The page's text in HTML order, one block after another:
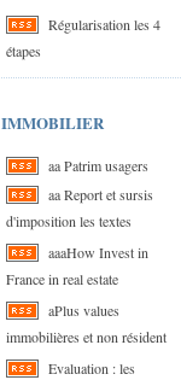
Régularisation les 4
étapes
IMMOBILIER
aa Patrim usagers
aa Report et sursis
d'imposition les textes
aaaHow Invest in
France in real estate
aPlus values
immobilières et non résident
Evaluation : les